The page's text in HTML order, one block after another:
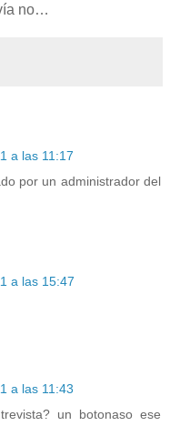
no…
a las 11:17
por un administrador del
a las 15:47
a las 11:43
un botonaso ese